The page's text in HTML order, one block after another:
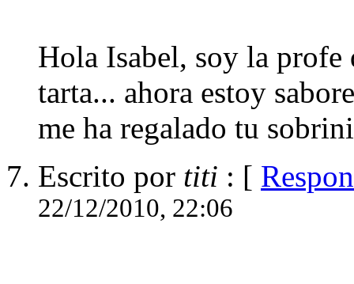
Hola Isabel, soy la profe
tarta... ahora estoy
me ha regalado tu
Escrito por titi : [
22/12/2010, 22:06